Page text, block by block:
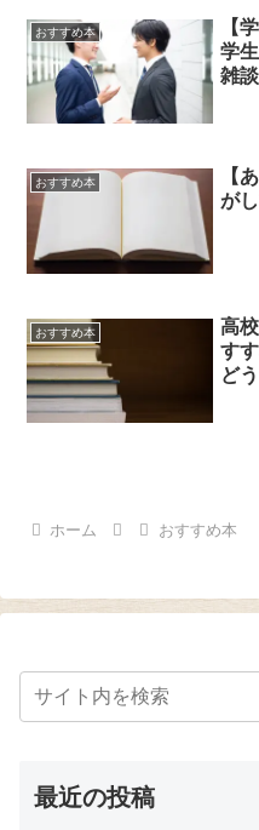
おすすめ本
【
学
雑
おすすめ本
【
が
おすすめ本
高
す
ど
ホーム おすすめ本
最近の投稿